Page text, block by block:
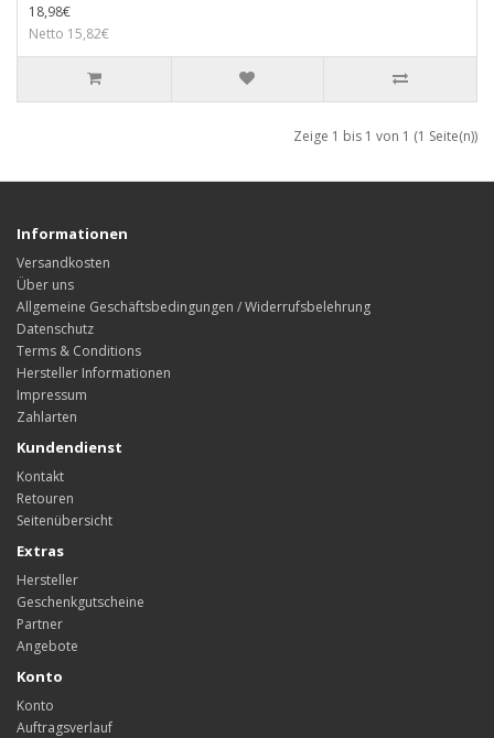
18,98€
Netto 15,82€
Zeige 1 bis 1 von 1 (1 Seite(n))
Informationen
Versandkosten
Über uns
Allgemeine Geschäftsbedingungen / Widerrufsbelehrung
Datenschutz
Terms & Conditions
Hersteller Informationen
Impressum
Zahlarten
Kundendienst
Kontakt
Retouren
Seitenübersicht
Extras
Hersteller
Geschenkgutscheine
Partner
Angebote
Konto
Konto
Auftragsverlauf